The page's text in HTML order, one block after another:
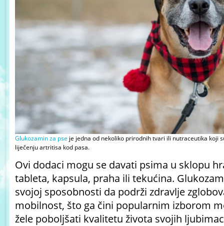
Glukozamin za pse je jedna od nekoliko prirodnih tvari ili nutraceutika koji
liječenju artritisa kod pasa.
Ovi dodaci mogu se davati psima u sklopu
tableta, kapsula, praha ili tekućina.
svojoj sposobnosti da podrži zdravlje
mobilnost, što ga čini popularnim izborom
žele poboljšati kvalitetu života svojih